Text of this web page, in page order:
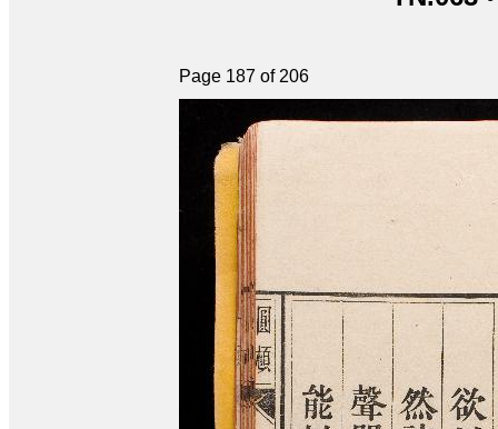
Page 187 of 206